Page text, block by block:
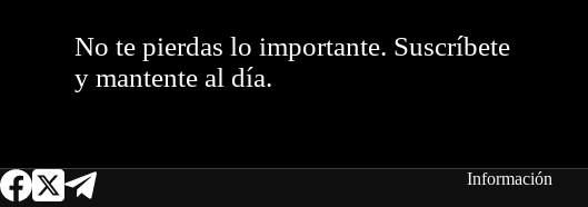
No te pierdas lo importante. Suscríbete
y mantente al día.
Información